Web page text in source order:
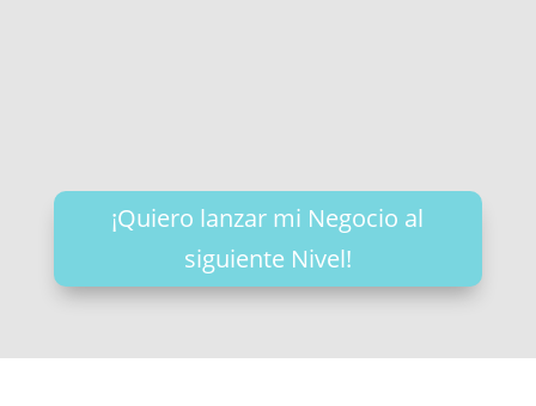
¡Quiero lanzar mi Negocio al
siguiente Nivel!